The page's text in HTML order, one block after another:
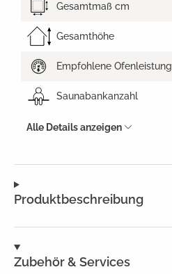
Produktbeschreibung
Zubehör & Services
Gesamtmaß cm
Gesamthöhe
Empfohlene Ofenleistung
Saunabankanzahl
Alle Details anzeigen